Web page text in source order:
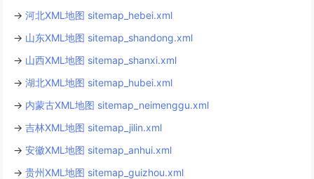
→河北XML地图 sitemap_hebei.xml
→ 山东XML地图 sitemap_shandong.xml
→ 山西XML地图 sitemap_shanxi.xml
→湖北XML地图 sitemap_hubei.xml
→ 内蒙古XML地图 sitemap_neimenggu.xml
→吉林XML地图 sitemap_jilin.xml
→安徽XML地图 sitemap_anhui.xml
→贵州XML地图 sitemap_guizhou.xml